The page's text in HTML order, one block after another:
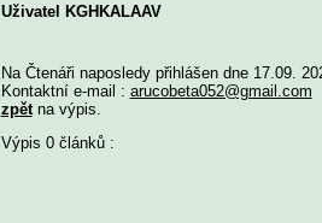
Uživatel KGHKALAAV
Na Čtenáři naposledy přihlášen dne 17.09.
Kontaktní e-mail : arucobeta052@gmail.com
zpětna výpis.
Výpis 0 článků :